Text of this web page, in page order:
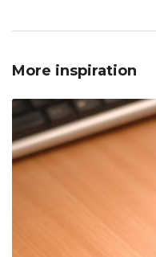
More inspiration